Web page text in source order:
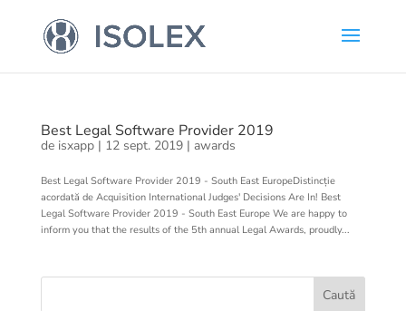
Best Legal Software Provider 2019
de isxapp| 12 sept. 2019| awards
Best Legal Software Provider 2019 - South East EuropeDistincție
acordată de Acquisition International Judges' Decisions Are In! Best
Legal Software Provider 2019 - South East Europe We are happy to
inform you that the results of the 5th annual Legal Awards, proudly...